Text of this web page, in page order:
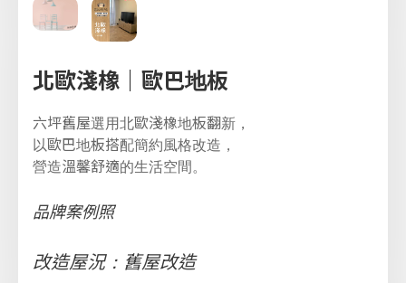
北歐淺橡｜歐巴地板
六坪舊屋選用北歐淺橡地板翻新，
以歐巴地板搭配簡約風格改造，
營造溫馨舒適的生活空間。
品牌案例照
改造屋況：舊屋改造